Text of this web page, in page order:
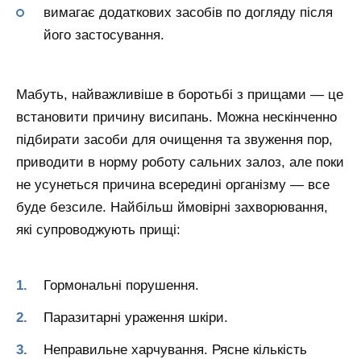
вимагає додаткових засобів по догляду після
його застосування.
Мабуть, найважливіше в боротьбі з прищами — це
встановити причину висипань. Можна нескінченно
підбирати засоби для очищення та звуження пор,
приводити в норму роботу сальних залоз, але поки
не усунеться причина всередині організму — все
буде безсиле. Найбільш ймовірні захворювання,
які супроводжують прищі:
Гормональні порушення.
Паразитарні ураження шкіри.
Неправильне харчування. Рясне кількість